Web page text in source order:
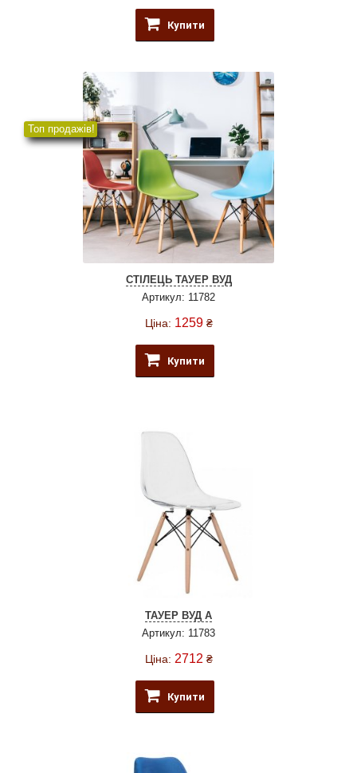
Купити
Топ продажів!
СТІЛЕЦЬ ТАУЕР ВУД
Артикул: 11782
Ціна: 1259 ₴
Купити
ТАУЕР ВУД А
Артикул: 11783
Ціна: 2712 ₴
Купити